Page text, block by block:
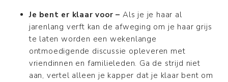
Je bent er klaar voor –Als je je haar al
jarenlang verft kan de afweging om je haar grijs
te laten worden een wekenlange
ontmoedigende discussie opleveren met
vriendinnen en familieleden. Ga de strijd niet
aan, vertel alleen je kapper dat je klaar bent om